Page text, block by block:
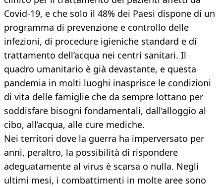
Covid-19, e che solo il 48% dei Paesi dispone di un
programma di prevenzione e controllo delle
infezioni, di procedure igieniche standard e di
trattamento dell’acqua nei centri sanitari. Il
quadro umanitario è già devastante, e questa
pandemia in molti luoghi inasprisce le condizioni
di vita delle famiglie che da sempre lottano per
soddisfare bisogni fondamentali, dall’alloggio al
cibo, all’acqua, alle cure mediche.
Nei territori dove la guerra ha imperversato per
anni, peraltro, la possibilità di rispondere
adeguatamente al virus è scarsa o nulla. Negli
ultimi mesi, i combattimenti in molte aree sono